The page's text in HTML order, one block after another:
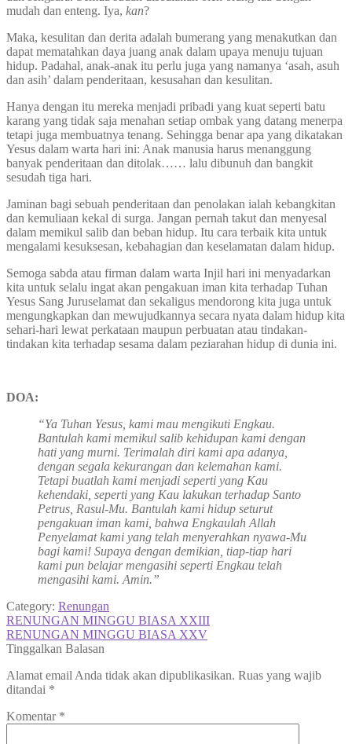
mudah dan enteng. Iya, kan?
Maka, kesulitan dan derita adalah bumerang yang menakutkan dan
dapat mematahkan daya juang anak dalam upaya menuju tujuan
hidup. Padahal, anak-anak itu perlu juga yang namanya ‘asah, asuh
dan asih’ dalam penderitaan, kesusahan dan kesulitan.
Hanya dengan itu mereka menjadi pribadi yang kuat seperti batu
karang yang tidak saja menahan setiap ombak yang datang menerpa
tetapi juga membuatnya tenang. Sehingga benar apa yang dikatakan
Yesus dalam warta hari ini: Anak manusia harus menanggung
banyak penderitaan dan ditolak…… lalu dibunuh dan bangkit
sesudah tiga hari.
Jaminan bagi sebuah penderitaan dan penolakan ialah kebangkitan
dan kemuliaan kekal di surga. Jangan pernah takut dan menyesal
dalam memikul salib dan beban hidup. Itu cara terbaik kita untuk
mengalami kesuksesan, kebahagian dan keselamatan dalam hidup.
Semoga sabda atau firman dalam warta Injil hari ini menyadarkan
kita untuk selalu ingat akan pengakuan iman kita terhadap Tuhan
Yesus Sang Juruselamat dan sekaligus mendorong kita juga untuk
mengungkapkan dan mewujudkannya secara nyata dalam hidup kita
sehari-hari lewat perkataan maupun perbuatan atau tindakan-
tindakan kita terhadap sesama dalam peziarahan hidup di dunia ini.
DOA:
“Ya Tuhan Yesus, kami mau mengikuti Engkau.
Bantulah kami memikul salib kehidupan kami dengan
hati yang murni. Terimalah diri kami apa adanya,
dengan segala kekurangan dan kelemahan kami.
Tetapi buatlah kami menjadi seperti yang Kau
kehendaki, seperti yang Kau lakukan terhadap Santo
Petrus, Rasul-Mu. Bantulah kami hidup seturut
pengakuan iman kami, bahwa Engkaulah Allah
Penyelamat kami yang telah menyerahkan nyawa-Mu
bagi kami! Supaya dengan demikian, tiap-tiap hari
kami pun belajar mengasihi seperti Engkau telah
mengasihi kami. Amin.”
Category: Renungan
Navigasi
pos
Previous
post:
RENUNGAN MINGGU BIASA XXIII
Next
post:
RENUNGAN MINGGU BIASA XXV
Tinggalkan Balasan
Alamat email Anda tidak akan dipublikasikan. Ruas yang wajib
ditandai *
Komentar *